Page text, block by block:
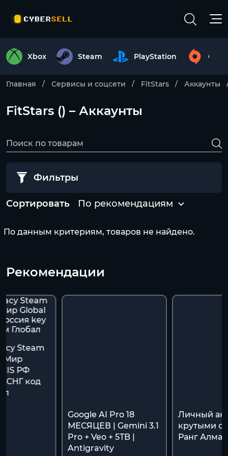
Xbox Steam PlayStation
Главная Сервисы и соцсети FitStars Аккаунты
FitStars () – Аккаунты
Фильтры
Сортировать По рекомендациям
По данным критериям, товаров не найдено.
Рекомендации
Steam
Мир
РФ
СНГ код
Google AI Pro 18
МЕСЯЦЕВ | Gemini 3.1
Pro + Veo + 5TB |
Antigravity
Личный
крутыми
Ранг Алмаз